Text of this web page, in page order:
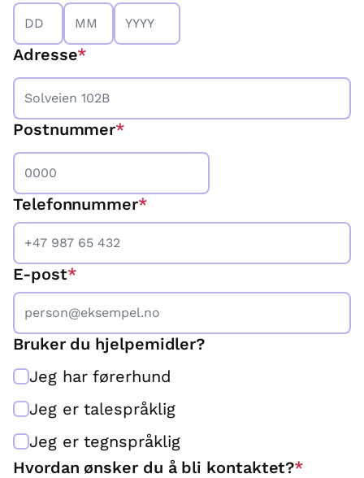
Dag
MånedÅr
Adresse
Postnummer
Telefonnummer*
E-post*
Bruker du hjelpemidler?
Jeg har førerhund
Jeg er talespråklig
Jeg er tegnspråklig
Hvordan ønsker du å bli kontaktet?*